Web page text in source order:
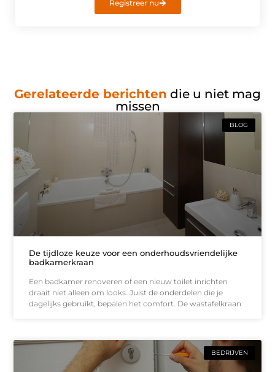
Registreer nu
Gerelateerde berichten die u niet mag
missen
BLOG
De tijdloze keuze voor een onderhoudsvriendelijke
badkamerkraan
Een badkamer renoveren of een nieuw toilet inrichten
draait niet alleen om looks. Juist de onderdelen die je
dagelijks gebruikt, bepalen het comfort. De wastafelkraan
BEDRIJVEN